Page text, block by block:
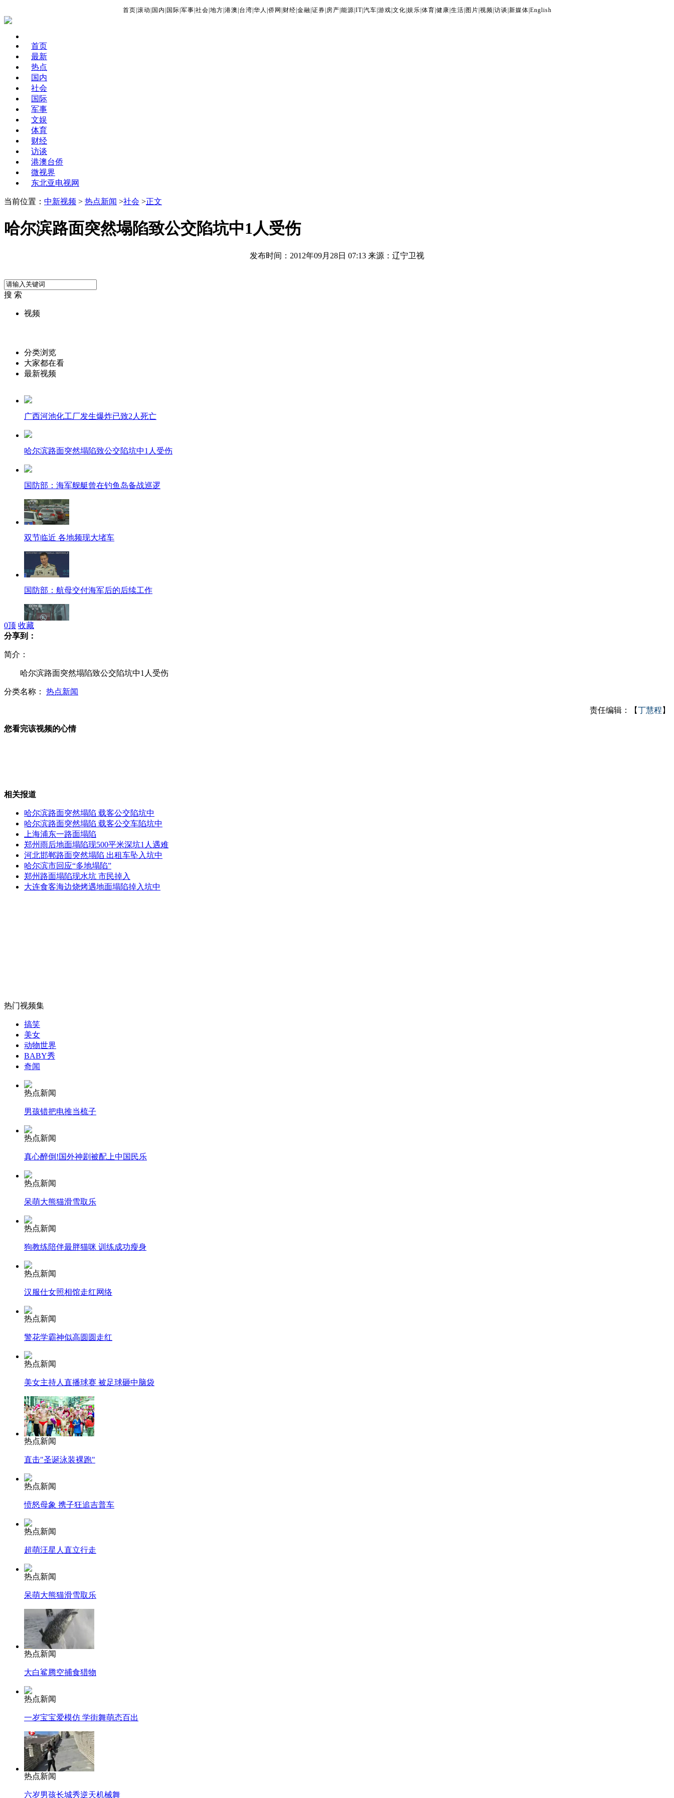
首页 滚动 国内 国际 军事 社会 地方 港澳 台湾 华人 侨网 财经 金融 证券 房产 能源 IT| 汽车 游戏 文化 娱乐 体育 健康 生活 图片 视频 访谈 新媒体 English
首页
最新
热点
国内
社会
国际
军事
文娱
体育
财经
访谈
港澳台侨
微视界
东北亚电视网
当前位置： 中新视频 > 热点新闻 >社会 >正文
哈尔滨路面突然塌陷致公交陷坑中1人受伤
发布时间：2012年09月28日 07:13 来源：辽宁卫视
搜 索
视频
分类浏览
大家都在看
最新视频
广西河池化工厂发生爆炸已致2人死亡
哈尔滨路面突然塌陷致公交陷坑中1人受伤
国防部：海军舰艇曾在钓鱼岛备战巡逻
双节临近 各地频现大堵车
国防部：航母交付海军后的后续工作
地铁禁食：乘坐地铁能否吃东西引热议
国防部就近期网络热点问题回答记者提问
亚丁湾特战队员为商船实施随船护卫
国防部：海军为我国海上活动提供安全保障
山西运城恶犬咬伤多人 警民合力深夜将其击毙
外交部：反对强权政治霸凌主义
外交部：有关国家言论片面不公正
安徽一实载49人客车翻车
走！跟着总书记去植树
消防员救轻生者
纽约上演“枕头大战”
司机酒驾遇交警 急速倒车逃窜
0顶 收藏
分享到：
简介：
哈尔滨路面突然塌陷致公交陷坑中1人受伤
分类名称： 热点新闻
责任编辑：【丁慧程 】
您看完该视频的心情
相关报道
哈尔滨路面突然塌陷 载客公交陷坑中
哈尔滨路面突然塌陷 载客公交车陷坑中
上海浦东一路面塌陷
郑州雨后地面塌陷现500平米深坑1人遇难
河北邯郸路面突然塌陷 出租车坠入坑中
哈尔滨市回应“多地塌陷”
郑州路面塌陷现水坑 市民掉入
大连食客海边烧烤遇地面塌陷掉入坑中
热门视频集
搞笑
美女
动物世界
BABY秀
奇闻
热点新闻
男孩错把电推当梳子
热点新闻
真心醉倒!国外神剧被配上中国民乐
热点新闻
呆萌大熊猫滑雪取乐
热点新闻
狗教练陪伴最胖猫咪 训练成功瘦身
热点新闻
汉服仕女照相馆走红网络
热点新闻
警花学霸神似高圆圆走红
热点新闻
美女主持人直播球赛 被足球砸中脑袋
热点新闻
直击"圣诞泳装裸跑"
热点新闻
愤怒母象 携子狂追吉普车
热点新闻
超萌汪星人直立行走
热点新闻
呆萌大熊猫滑雪取乐
热点新闻
大白鲨腾空捕食猎物
热点新闻
一岁宝宝爱模仿 学街舞萌态百出
热点新闻
六岁男孩长城秀逆天机械舞